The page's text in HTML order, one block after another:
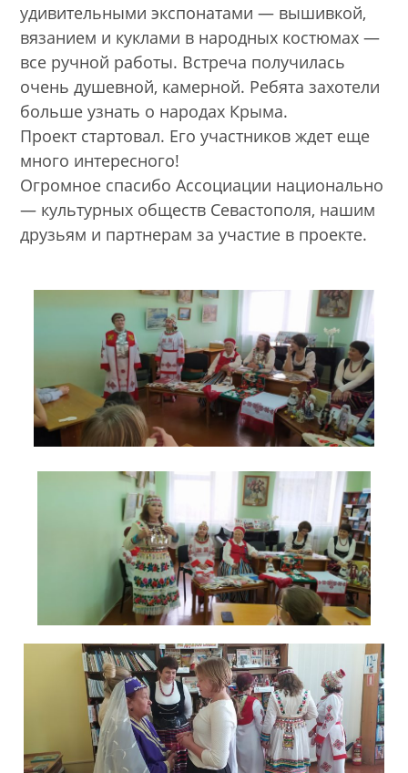
удивительными экспонатами — вышивкой,
вязанием и куклами в народных костюмах —
все ручной работы. Встреча получилась
очень душевной, камерной. Ребята захотели
больше узнать о народах Крыма.
Проект стартовал. Его участников ждет еще
много интересного!
Огромное спасибо Ассоциации национально
— культурных обществ Севастополя, нашим
друзьям и партнерам за участие в проекте.